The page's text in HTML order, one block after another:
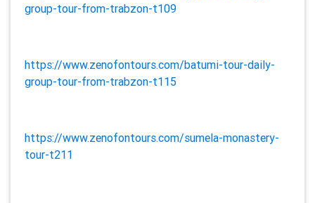
group-tour-from-trabzon-t109
https://www.zenofontours.com/batumi-tour-daily-
group-tour-from-trabzon-t115
https://www.zenofontours.com/sumela-monastery-
tour-t211